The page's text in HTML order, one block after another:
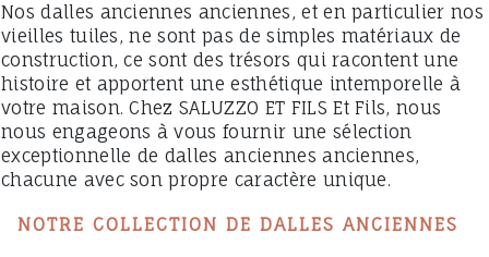
Nos dalles anciennes anciennes, et en particulier nos
vieilles tuiles, ne sont pas de simples matériaux de
construction, ce sont des trésors qui racontent une
histoire et apportent une esthétique intemporelle à
votre maison. Chez SALUZZO ET FILS Et Fils, nous
nous engageons à vous fournir une sélection
exceptionnelle de dalles anciennes anciennes,
chacune avec son propre caractère unique.
NOTRE COLLECTION DE DALLES ANCIENNES